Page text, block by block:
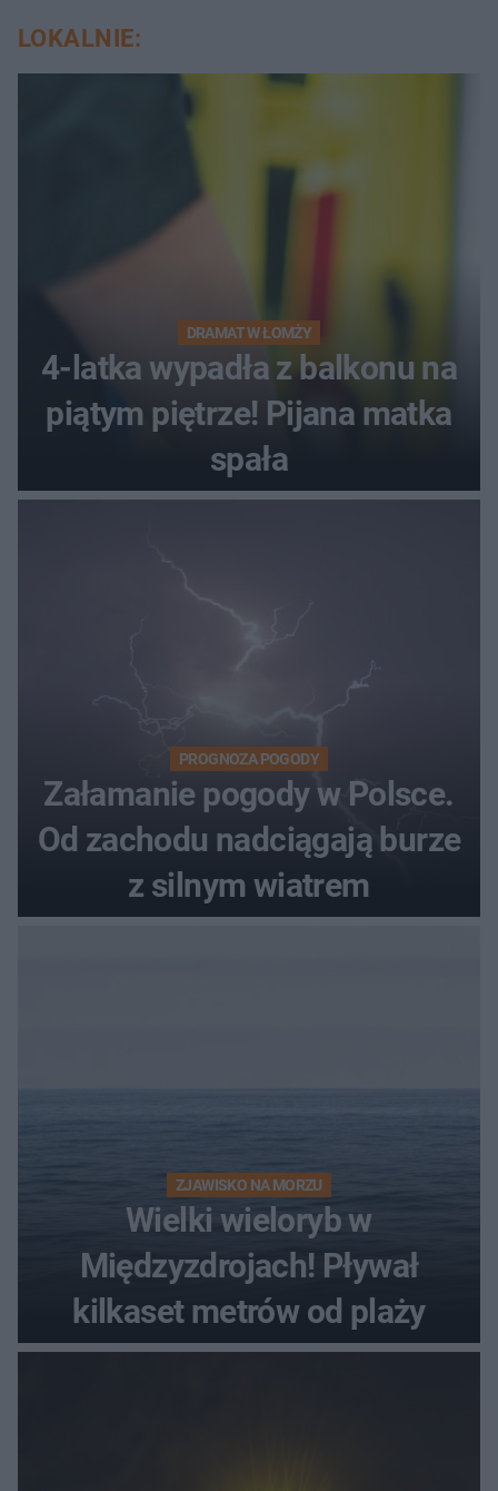
LOKALNIE:
DRAMAT W ŁOMŻY
4-latka wypadła z balkonu na
piątym piętrze! Pijana matka
spała
PROGNOZA POGODY
Załamanie pogody w Polsce.
Od zachodu nadciągają burze
z silnym wiatrem
ZJAWISKO NA MORZU
Wielki wieloryb w
Międzyzdrojach! Pływał
kilkaset metrów od plaży